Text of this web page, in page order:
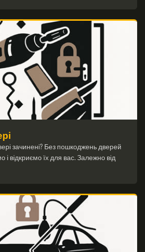
зачинені? Без пошкоджень дверей
і відкриємо їх для вас. Залежно від